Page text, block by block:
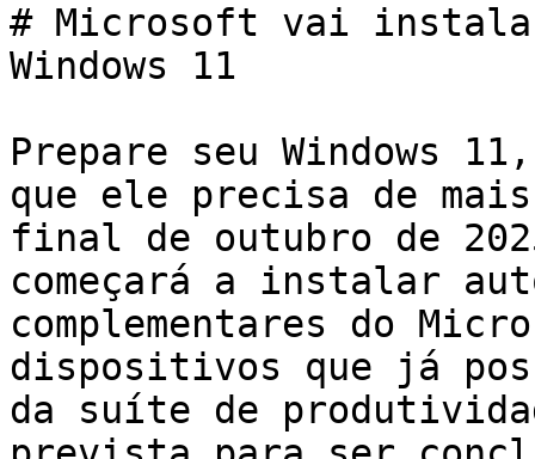
# Microsoft vai
Windows 11
Prepare seu Windows
que ele precisa de
final de outubro de
começará a instalar
complementares do
dispositivos que já
da suíte de